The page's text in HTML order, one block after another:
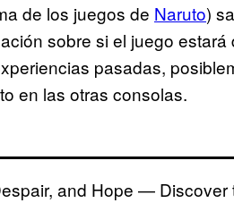
de los juegos de Naruto)
sobre si el juego
pasadas,
en las otras consolas.
and Hope — Discover